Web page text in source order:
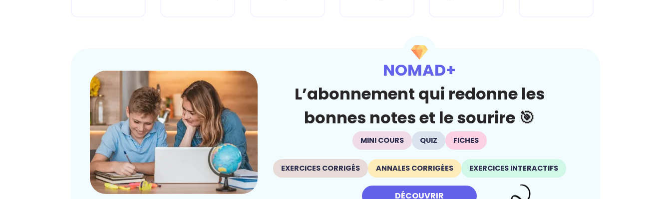
NOMAD+
L’abonnement qui redonne les
bonnes notes et le sourire 🎯
MINI COURS QUIZ FICHES
EXERCICES CORRIGÉS ANNALES CORRIGÉES EXERCICES INTERACTIFS
DÉCOUVRIR